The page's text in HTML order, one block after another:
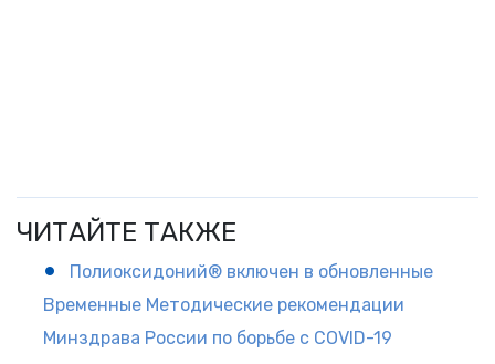
ЧИТАЙТЕ ТАКЖЕ
Полиоксидоний® включен в обновленные
Временные Методические рекомендации
Минздрава России по борьбе с COVID-19